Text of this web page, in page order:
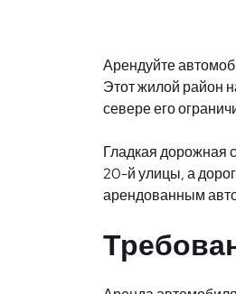
Арендуйте
Этот жилой район
севере его
Гладкая дорожная
20-й улицы, а
арендованным